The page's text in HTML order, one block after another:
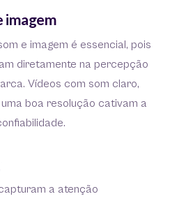
imagem
e imagem é essencial, pois
diretamente na percepção
Vídeos com som claro,
uma boa resolução cativam a
a atenção